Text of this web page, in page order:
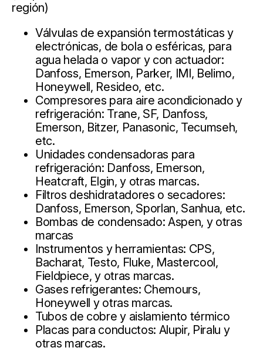
región)
Válvulas de expansión termostáticas y
electrónicas, de bola o esféricas, para
agua helada o vapor y con actuador:
Danfoss, Emerson, Parker, IMI, Belimo,
Honeywell, Resideo, etc.
Compresores para aire acondicionado y
refrigeración: Trane, SF, Danfoss,
Emerson, Bitzer, Panasonic, Tecumseh,
etc.
Unidades condensadoras para
refrigeración: Danfoss, Emerson,
Heatcraft, Elgin, y otras marcas.
Filtros deshidratadores o secadores:
Danfoss, Emerson, Sporlan, Sanhua, etc.
Bombas de condensado: Aspen, y otras
marcas
Instrumentos y herramientas: CPS,
Bacharat, Testo, Fluke, Mastercool,
Fieldpiece, y otras marcas.
Gases refrigerantes: Chemours,
Honeywell y otras marcas.
Tubos de cobre y aislamiento térmico
Placas para conductos: Alupir, Piralu y
otras marcas.